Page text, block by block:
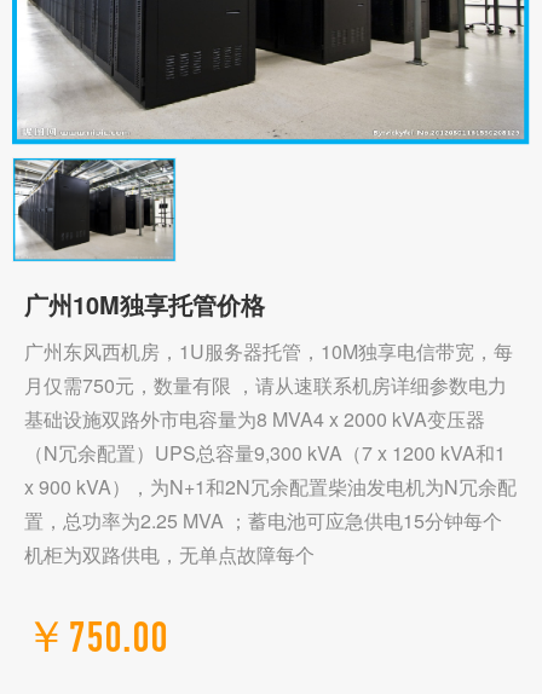
广州10M独享托管价格
广州东风西机房，1U服务器托管，10M独享电信带宽，每
月仅需750元，数量有限 ，请从速联系机房详细参数电力
基础设施双路外市电容量为8 MVA4 x 2000 kVA变压器
（N冗余配置）UPS总容量9,300 kVA（7 x 1200 kVA和1
x 900 kVA），为N+1和2N冗余配置柴油发电机为N冗余配
置，总功率为2.25 MVA ；蓄电池可应急供电15分钟每个
机柜为双路供电，无单点故障每个
￥750.00